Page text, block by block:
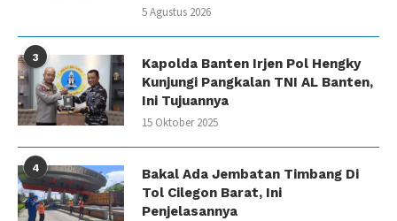
5 Agustus 2026
3
Kapolda Banten Irjen Pol Hengky
Kunjungi Pangkalan TNI AL Banten,
Ini Tujuannya
15 Oktober 2025
4
Bakal Ada Jembatan Timbang Di
Tol Cilegon Barat, Ini
Penjelasannya